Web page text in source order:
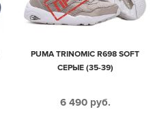
PUMA TRINOMIC R698 SOFT
СЕРЫЕ (35-39)
6 490 руб.